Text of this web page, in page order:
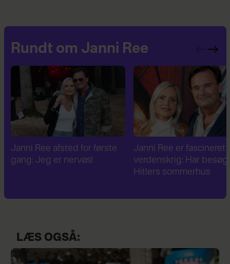
Rundt om Janni Ree
Janni Ree er fascineret af 2.
verdenskrig: Har besøgt
Janni Ree bryder
tavsheden: "Det er
fuldstændig absurd"
LÆS OGSÅ: